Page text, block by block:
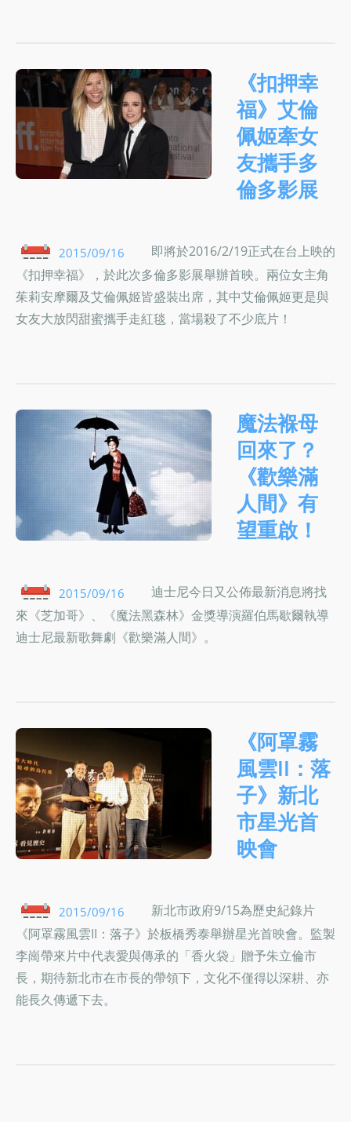
《扣押幸
福》艾倫
佩姬牽女
友攜手多
倫多影展
2015/09/16
即將於2016/2/19正式在台上映的
《扣押幸福》，於此次多倫多影展舉辦首映。兩位女主角
茱莉安摩爾及艾倫佩姬皆盛裝出席，其中艾倫佩姬更是與
女友大放閃甜蜜攜手走紅毯，當場殺了不少底片！
魔法褓母
回來了？
《歡樂滿
人間》有
望重啟！
2015/09/16
迪士尼今日又公佈最新消息將找
來《芝加哥》、《魔法黑森林》金獎導演羅伯馬歇爾執導
迪士尼最新歌舞劇《歡樂滿人間》。
《阿罩霧
風雲II：落
子》新北
市星光首
映會
2015/09/16
新北市政府9/15為歷史紀錄片
《阿罩霧風雲II：落子》於板橋秀泰舉辦星光首映會。監製
李崗帶來片中代表愛與傳承的「香火袋」贈予朱立倫市
長，期待新北市在市長的帶領下，文化不僅得以深耕、亦
能長久傳遞下去。